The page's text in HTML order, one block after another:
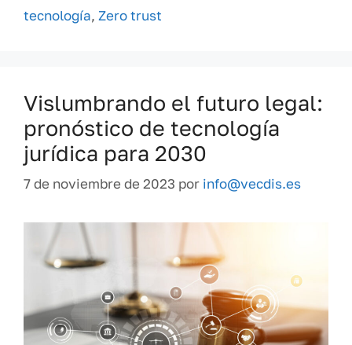
tecnología, Zero trust
Vislumbrando el futuro legal:
pronóstico de tecnología
jurídica para 2030
7 de noviembre de 2023 por info@vecdis.es